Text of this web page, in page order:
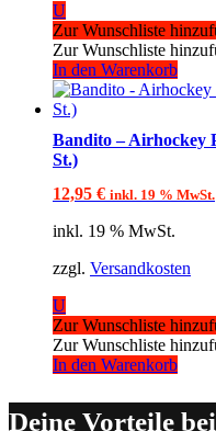
U
Zur Wunschliste
Zur Wunschliste
In den Warenkorb
Bandito – Airhockey
St.)
12,95 € inkl. 19 % MwSt.
inkl. 19 % MwSt.
zzgl. Versandkosten
U
Zur Wunschliste
Zur Wunschliste
In den Warenkorb
Deine Vorteile